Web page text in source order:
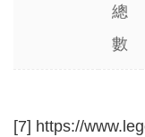
總
數
[7] https://